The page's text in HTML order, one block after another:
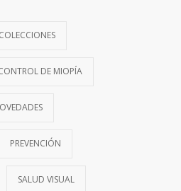
COLECCIONES
DE MIOPÍA
PREVENCIÓN
SALUD VISUAL